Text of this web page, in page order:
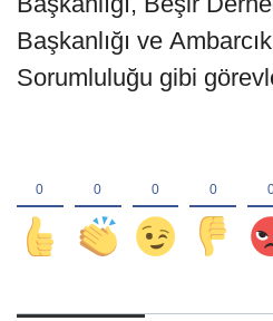
Başkanlığı ve
Sorumluluğu gibi